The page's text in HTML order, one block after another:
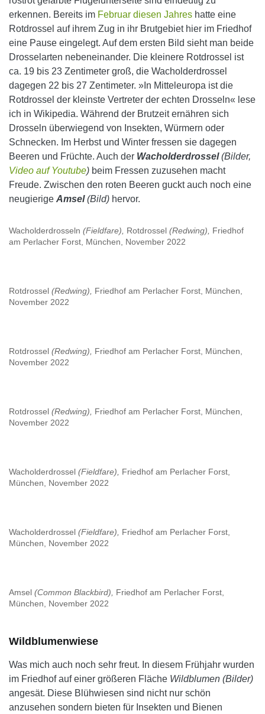
erkennen. Bereits im Februar diesen Jahres hatte eine
Rotdrossel auf ihrem Zug in ihr Brutgebiet hier im Friedhof
eine Pause eingelegt. Auf dem ersten Bild sieht man beide
Drosselarten nebeneinander. Die kleinere Rotdrossel ist
ca. 19 bis 23 Zentimeter groß, die Wacholderdrossel
dagegen 22 bis 27 Zentimeter. »In Mitteleuropa ist die
Rotdrossel der kleinste Vertreter der echten Drosseln« lese
ich in Wikipedia. Während der Brutzeit ernähren sich
Drosseln überwiegend von Insekten, Würmern oder
Schnecken. Im Herbst und Winter fressen sie dagegen
Beeren und Früchte. Auch der Wacholderdrossel(Bilder,
Video auf Youtube) beim Fressen zuzusehen macht
Freude. Zwischen den roten Beeren guckt auch noch eine
neugierige Amsel(Bild) hervor.
Wacholderdrosseln (Fieldfare), Rotdrossel (Redwing), Friedhof
am Perlacher Forst, München, November 2022
Rotdrossel (Redwing), Friedhof am Perlacher Forst, München,
November 2022
Rotdrossel (Redwing), Friedhof am Perlacher Forst, München,
November 2022
Rotdrossel (Redwing), Friedhof am Perlacher Forst, München,
November 2022
Wacholderdrossel (Fieldfare),
Friedhof am Perlacher Forst,
München, November 2022
Wacholderdrossel (Fieldfare),
Friedhof am Perlacher Forst,
München, November 2022
Amsel (Common Blackbird),
Friedhof am Perlacher Forst,
München, November 2022
Wildblumenwiese
Was mich auch noch sehr freut. In diesem Frühjahr wurden
im Friedhof auf einer größeren Fläche Wildblumen (Bilder)
angesät. Diese Blühwiesen sind nicht nur schön
anzusehen sondern bieten für Insekten und Bienen